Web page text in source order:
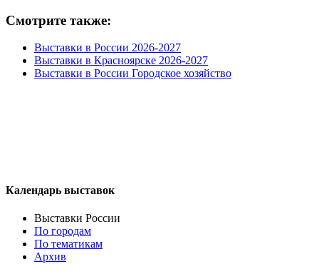
Смотрите также:
Выставки в России 2026-2027
Выставки в Красноярске 2026-2027
Выставки в России Городское хозяйство
Календарь выставок
Выставки России
По городам
По тематикам
Архив